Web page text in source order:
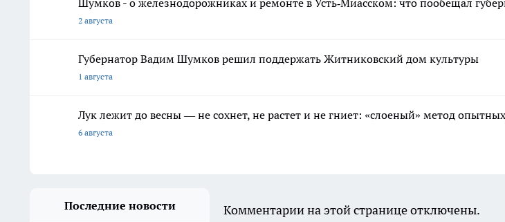
2 августа
Губернатор Вадим Шумков решил поддержать Житниковский дом культуры
1 августа
Лук лежит до весны — не сохнет, не растет и не гниет: «слоеный» метод
6 августа
Последние новости Комментарии на этой странице отключены.